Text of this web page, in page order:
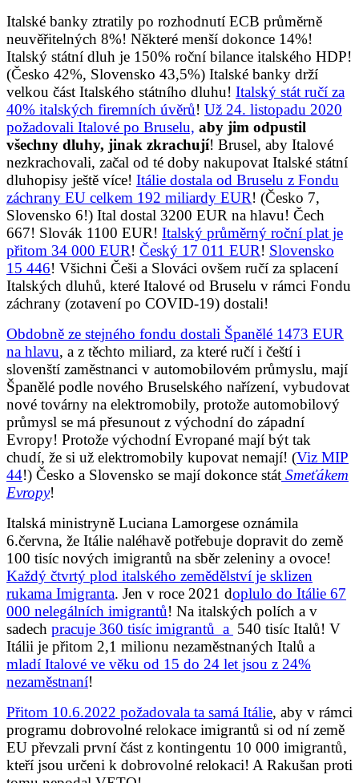
Italské banky ztratily po rozhodnutí ECB průměrně
neuvěřitelných 8%! Některé menší dokonce 14%!
Italský státní dluh je 150% roční bilance italského HDP!
(Česko 42%, Slovensko 43,5%) Italské banky drží
velkou část Italského státního dluhu! Italský stát ručí za
40% italských firemních úvěrů! Už 24. listopadu 2020
požadovali Italové po Bruselu, aby jim odpustil
všechny dluhy, jinak zkrachují! Brusel, aby Italové
nezkrachovali, začal od té doby nakupovat Italské státní
dluhopisy ještě více! Itálie dostala od Bruselu z Fondu
záchrany EU celkem 192 miliardy EUR! (Česko 7,
Slovensko 6!) Ital dostal 3200 EUR na hlavu! Čech
667! Slovák 1100 EUR! Italský průměrný roční plat je
přitom 34 000 EUR! Český 17 011 EUR! Slovensko
15 446! Všichni Češi a Slováci ovšem ručí za splacení
Italských dluhů, které Italové od Bruselu v rámci Fondu
záchrany (zotavení po COVID-19) dostali!
Obdobně ze stejného fondu dostali Španělé 1473 EUR
na hlavu, a z těchto miliard, za které ručí i čeští i
slovenští zaměstnanci v automobilovém průmyslu, mají
Španělé podle nového Bruselského nařízení, vybudovat
nové továrny na elektromobily, protože automobilový
průmysl se má přesunout z východní do západní
Evropy! Protože východní Evropané mají být tak
chudí, že si už elektromobily kupovat nemají! (Viz MIP
44!) Česko a Slovensko se mají dokonce stát Smeťákem
Evropy!
Italská ministryně Luciana Lamorgese oznámila
6.června, že Itálie naléhavě potřebuje dopravit do země
100 tisíc nových imigrantů na sběr zeleniny a ovoce!
Každý čtvrtý plod italského zemědělství je sklizen
rukama Imigranta. Jen v roce 2021 doplulo do Itálie 67
000 nelegálních imigrantů! Na italských polích a v
sadech pracuje 360 tisíc imigrantů a 540 tisíc Italů! V
Itálii je přitom 2,1 milionu nezaměstnaných Italů a
mladí Italové ve věku od 15 do 24 let jsou z 24%
nezaměstnaní!
Přitom 10.6.2022 požadovala ta samá Itálie, aby v rámci
programu dobrovolné relokace imigrantů si od ní země
EU převzali první část z kontingentu 10 000 imigrantů,
kteří jsou určeni k dobrovolné relokaci! A Rakušan proti